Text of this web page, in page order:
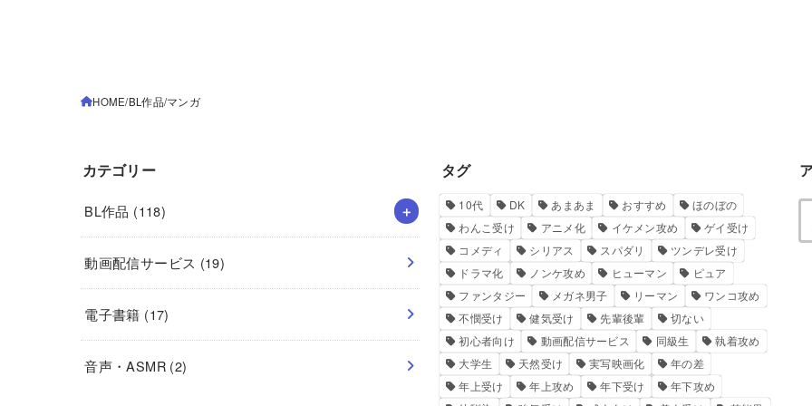
HOME BL作品 マンガ
カテゴリー
BL作品 (118)
動画配信サービス (19)
電子書籍 (17)
音声・ASMR (2)
タグ
10代 DK あまあま おすすめ
ほのぼの
わんこ受け
アニメ化 イケメン攻め
ゲイ受け
コメディ
シリアス スパダリ
ツンデレ受け
ドラマ化
ノンケ攻め ヒューマン
ピュア
ファンタジー
メガネ男子 リーマン
ワンコ攻め
不憫受け
健気受け 先輩後輩
切ない
初心者向け
動画配信サービス 同級生
執着攻め
大学生
天然受け 実写映画化
年の差
年上受け
年上攻め 年下受け
年下攻め